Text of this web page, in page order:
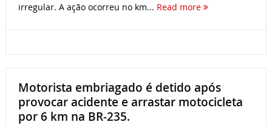
irregular. A ação ocorreu no km... Read more
Motorista embriagado é detido após
provocar acidente e arrastar motocicleta
por 6 km na BR-235.